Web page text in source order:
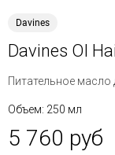
Davines
Davines OI
Питательное
Объем: 250 мл
5 760 руб